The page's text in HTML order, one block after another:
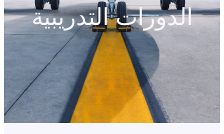
الدورات التدريبية